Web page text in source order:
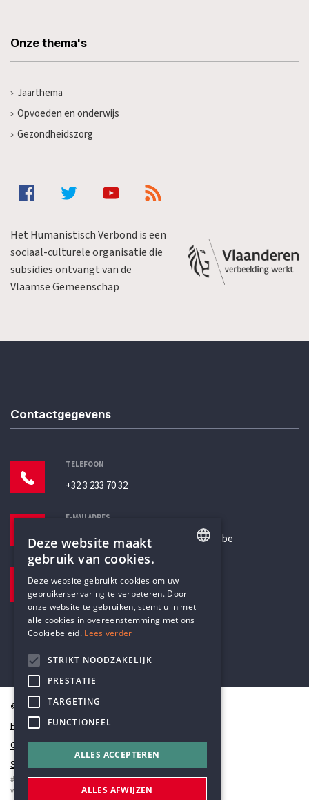
Onze thema's
Jaarthema
Opvoeden en onderwijs
Gezondheidszorg
Het Humanistisch Verbond is een
sociaal-culturele organisatie die
subsidies ontvangt van de
Vlaamse Gemeenschap
Contactgegevens
TELEFOON
+32 3 233 70 32
E-MAILADRES
secretariaat@humanistischverbond.be
Pottenbrug 4
Antwerpen, 2000
© Humanistisch Verbond 2026
Privacy
Cookiestatement
Sitemap
#codedwithlove byCodelines
webapplicaties
mobiele apps&maatwerk websites
DUTCH
Deze website maakt
gebruik van cookies.
Deze website gebruikt cookies om uw
gebruikerservaring te verbeteren. Door
onze website te gebruiken, stemt u in met
alle cookies in overeenstemming met ons
Cookiebeleid. Lees verder
STRIKT NOODZAKELIJK
PRESTATIE
TARGETING
FUNCTIONEEL
ALLES ACCEPTEREN
ALLES AFWIJZEN